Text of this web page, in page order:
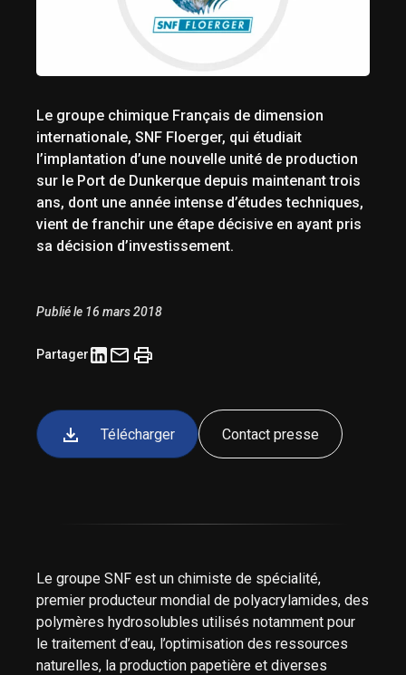
Le groupe chimique Français de dimension
internationale, SNF Floerger, qui étudiait
l’implantation d’une nouvelle unité de production
sur le Port de Dunkerque depuis maintenant trois
ans, dont une année intense d’études techniques,
vient de franchir une étape décisive en ayant pris
sa décision d’investissement.
Télécharger Contact presse
Publié le 16 mars 2018
Partager
Le groupe SNF est un chimiste de spécialité,
premier producteur mondial de polyacrylamides, des
polymères hydrosolubles utilisés notamment pour
le traitement d’eau, l’optimisation des ressources
naturelles, la production papetière et diverses